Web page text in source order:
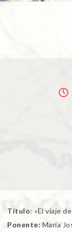
Título: «El viaje
Ponente: María